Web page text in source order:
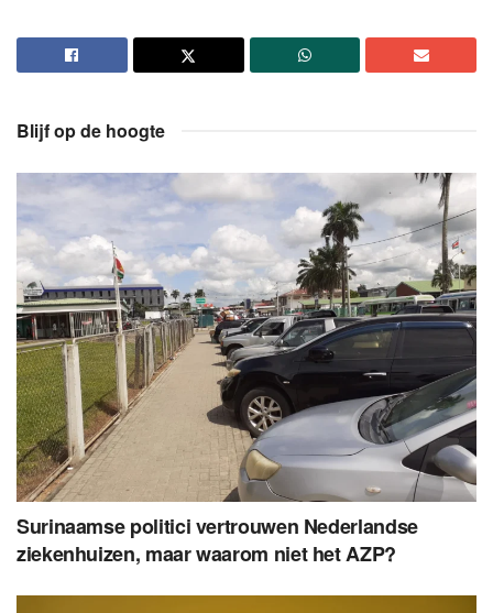
Blijf op de hoogte
Surinaamse politici vertrouwen Nederlandse
ziekenhuizen, maar waarom niet het AZP?